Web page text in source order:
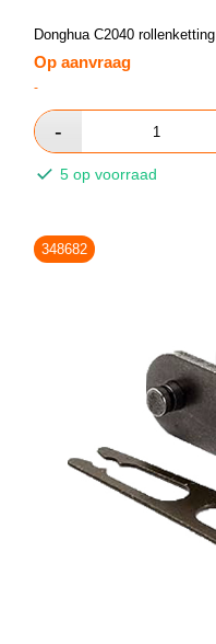
Donghua C2040 rollenketting
Op aanvraag
-
5 op voorraad
348682